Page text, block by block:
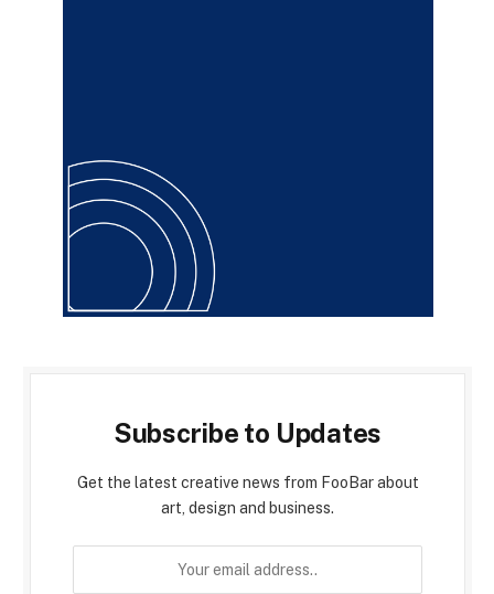
Subscribe to Updates
Get the latest creative news from FooBar about
art, design and business.